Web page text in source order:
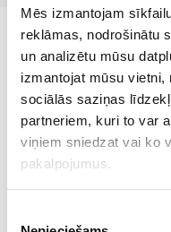
Mēs izmantojam
reklāmas, nodrošinātu
un analizētu mūsu
izmantojat mūsu
sociālās saziņas
partneriem, kuri to var
viņiem sniedzat vai ko
pakalpojumus.
Veebipoodi
toodetega, kus
peamine väärtus.
Koik sinu